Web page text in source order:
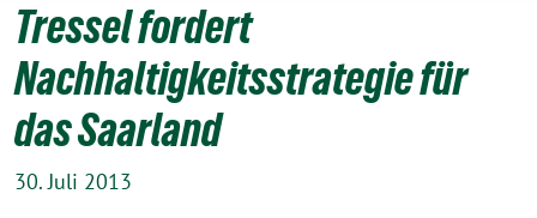
Tressel fordert
Nachhaltigkeitsstrategie für
das Saarland
30. Juli 2013